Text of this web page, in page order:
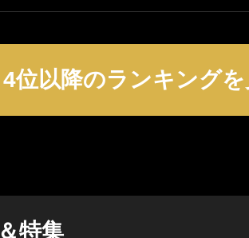
4位以降のランキング
特集